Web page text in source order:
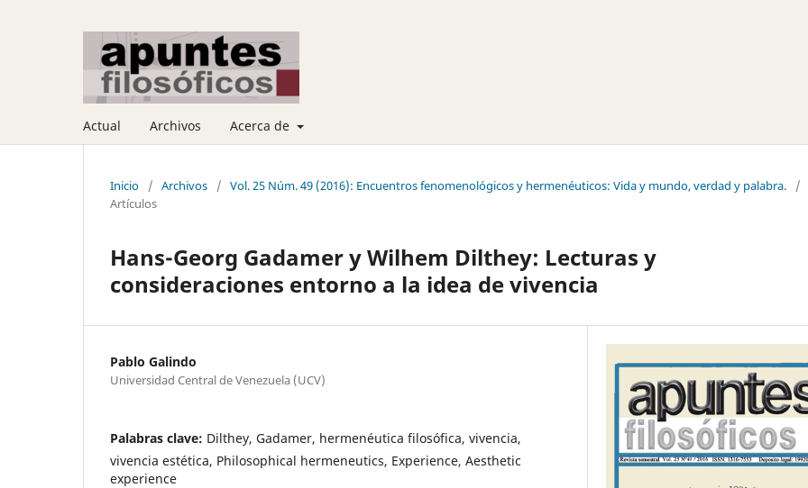
Actual Archivos Acerca de
Inicio / Archivos / Vol. 25 Núm. 49 (2016): Encuentros fenomenológicos y hermenéuticos: Vida y mundo, verdad y palabra.
/
Artículos
Hans-Georg Gadamer y Wilhem Dilthey: Lecturas y
consideraciones entorno a la idea de vivencia
Pablo Galindo
Universidad Central de Venezuela (UCV)
Palabras clave: Dilthey, Gadamer, hermenéutica filosófica, vivencia,
vivencia estética, Philosophical hermeneutics, Experience, Aesthetic
experience